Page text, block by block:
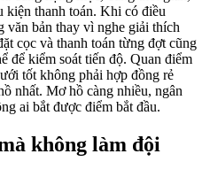
kiện thanh toán. Khi có điều
văn bản thay vì nghe giải thích
cọc và thanh toán từng đợt cũng
để kiểm soát tiến độ. Quan điểm
tốt không phải hợp đồng rẻ
nhất. Mơ hồ càng nhiều, ngân
ai bắt được điểm bắt đầu.
không làm đội